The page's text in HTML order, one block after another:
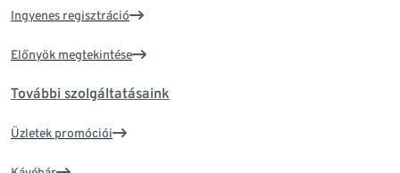
Ingyenes regisztráció
Előnyök megtekintése
További szolgáltatásaink
Üzletek promóciói